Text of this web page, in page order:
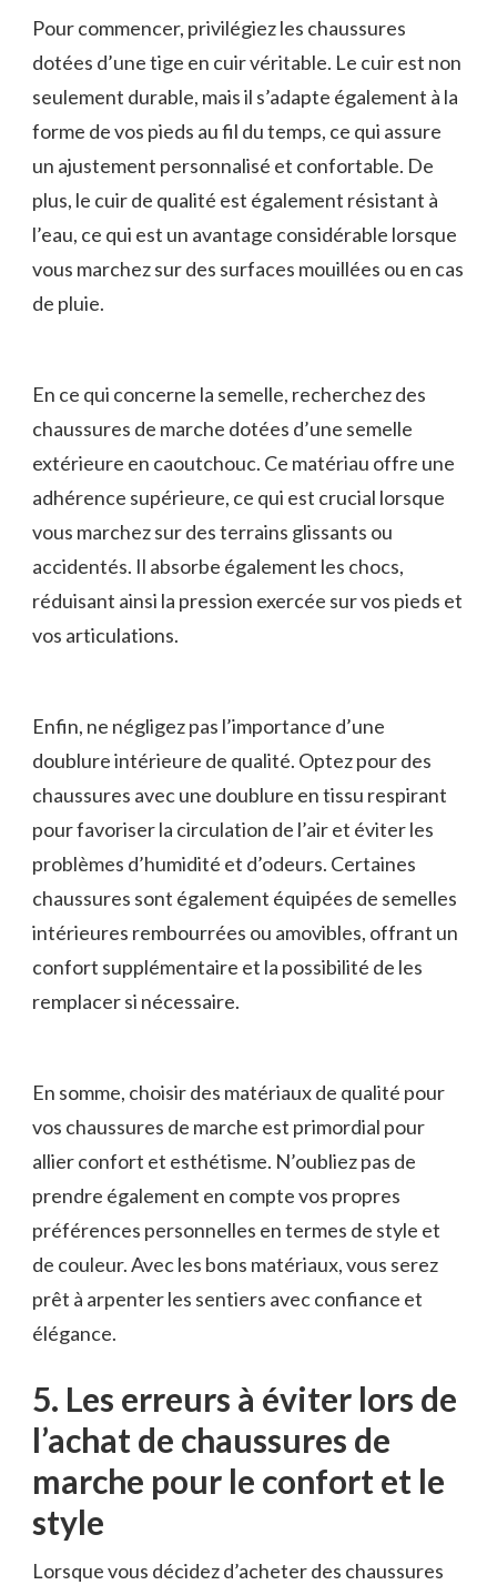
Pour commencer,​ privilégiez les chaussures
dotées d’une ⁢tige en ⁤cuir véritable. Le cuir est non
seulement ‍durable, mais il s’adapte également ⁤à la
forme de vos​ pieds au fil du temps, ce qui assure
un ajustement personnalisé et confortable. De
plus, le cuir de qualité est également résistant à
l’eau, ce qui est un avantage⁤ considérable‍ lorsque
vous marchez sur des surfaces ‌mouillées ou en ​cas
de pluie.
En ce ⁤qui concerne la semelle, recherchez des
‌chaussures de marche⁢ dotées d’une semelle
extérieure en caoutchouc. Ce matériau offre une
adhérence supérieure, ⁤ce ​qui est crucial lorsque
vous marchez sur des terrains glissants ou
accidentés. Il absorbe également les⁤ chocs,
réduisant ainsi la ⁤pression exercée sur vos pieds et
vos articulations.
Enfin, ne négligez pas l’importance d’une
doublure intérieure ​de qualité. Optez pour ⁣des
chaussures avec⁢ une doublure en​ tissu respirant
pour favoriser la circulation ⁤de l’air et éviter les
problèmes⁤ d’humidité et d’odeurs. Certaines
chaussures sont également équipées ‍de semelles
intérieures rembourrées ou amovibles, offrant un
‍confort supplémentaire ‌et la possibilité de les
remplacer ⁤si nécessaire.
En somme, choisir des matériaux de qualité pour
⁤vos chaussures ⁣de marche est primordial pour
allier ‍confort et esthétisme. N’oubliez ⁣pas de⁤
prendre également en compte ⁢vos propres
préférences personnelles en termes de style et
de couleur. Avec les bons​ matériaux, vous serez
prêt à arpenter les sentiers avec ‌confiance ​et
élégance.
5. Les⁣ erreurs à éviter lors de
l’achat de chaussures de
marche pour le confort et le
style
Lorsque vous décidez d’acheter des chaussures